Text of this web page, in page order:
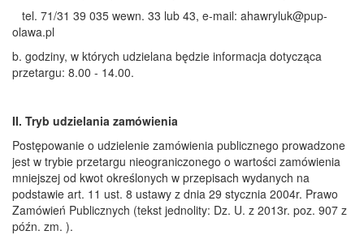
tel. 71/31 39 035 wewn. 33 lub 43, e-mail: ahawryluk@pup-
olawa.pl
b. godziny, w których udzielana będzie informacja dotycząca
przetargu: 8.00 - 14.00.
II. Tryb udzielania zamówienia
Postępowanie o udzielenie zamówienia publicznego prowadzone
jest w trybie przetargu nieograniczonego o wartości zamówienia
mniejszej od kwot określonych w przepisach wydanych na
podstawie art. 11 ust. 8 ustawy z dnia 29 stycznia 2004r. Prawo
Zamówień Publicznych (tekst jednolity: Dz. U. z 2013r. poz. 907 z
późn. zm. ).